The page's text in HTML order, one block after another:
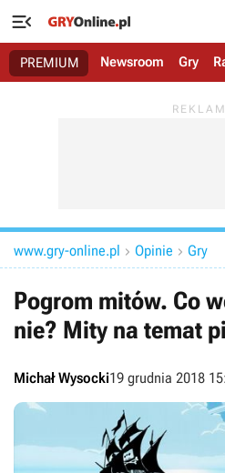

PREMIUM Newsroom Gry
www.gry-online.pl  Opinie  Gry
Pogrom mitów. Co
nie? Mity na temat
Michał Wysocki19 grudnia 2018